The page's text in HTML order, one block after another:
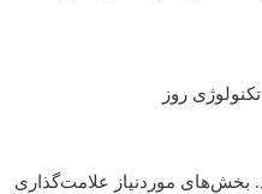
روز
بخش‌های موردنیاز علامت‌گذاری